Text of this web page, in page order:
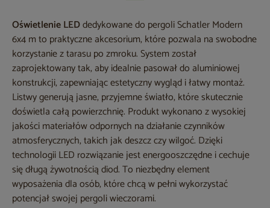
Oświetlenie LEDdedykowane do pergoli Schatler Modern
6x4 m to praktyczne akcesorium, które pozwala na swobodne
korzystanie z tarasu po zmroku. System został
zaprojektowany tak, aby idealnie pasował do aluminiowej
konstrukcji, zapewniając estetyczny wygląd i łatwy montaż.
Listwy generują jasne, przyjemne światło, które skutecznie
doświetla całą powierzchnię. Produkt wykonano z wysokiej
jakości materiałów odpornych na działanie czynników
atmosferycznych, takich jak deszcz czy wilgoć. Dzięki
technologii LED rozwiązanie jest energooszczędne i cechuje
się długą żywotnością diod. To niezbędny element
wyposażenia dla osób, które chcą w pełni wykorzystać
potencjał swojej pergoli wieczorami.